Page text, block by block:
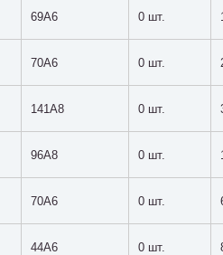
69A6 0 шт.
70A6 0 шт.
141A8 0 шт.
96A8 0 шт.
70A6 0 шт.
44A6 0 шт.